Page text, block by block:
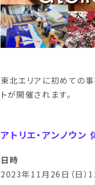
東北エリアに初めての事
トが開催されます。
アトリエ・アンノウン
日時
2023年11月26日（日